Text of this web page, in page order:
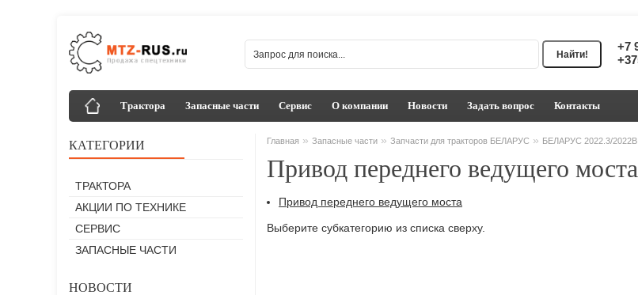
+7
Трактора Запасные части Сервис О компании Новости Задать вопрос Контакты
КАТЕГОРИИ
ТРАКТОРА
АКЦИИ ПО ТЕХНИКЕ
СЕРВИС
ЗАПАСНЫЕ ЧАСТИ
НОВОСТИ
Главная » Запасные части » Запчасти для тракторов БЕЛАРУС » БЕЛАРУС 2022.3/
Привод переднего ведущего моста
Привод переднего ведущего моста
Выберите субкатегорию из списка сверху.